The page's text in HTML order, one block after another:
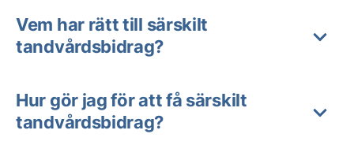
Vem har rätt till särskilt
tandvårdsbidrag?
Hur gör jag för att få särskilt
tandvårdsbidrag?